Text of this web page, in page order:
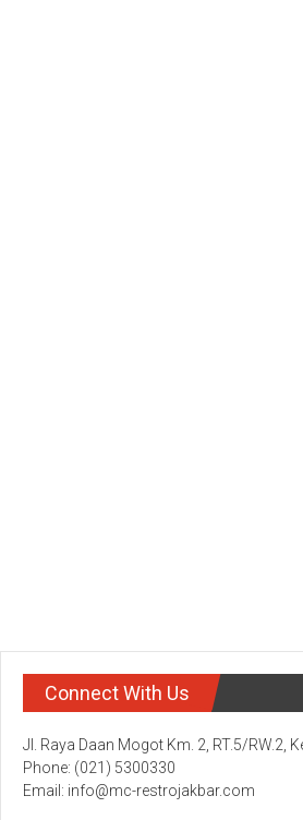
Connect With Us
Jl. Raya Daan Mogot Km. 2, RT.5/RW.2,
Phone: (021) 5300330
Email: info@mc-restrojakbar.com